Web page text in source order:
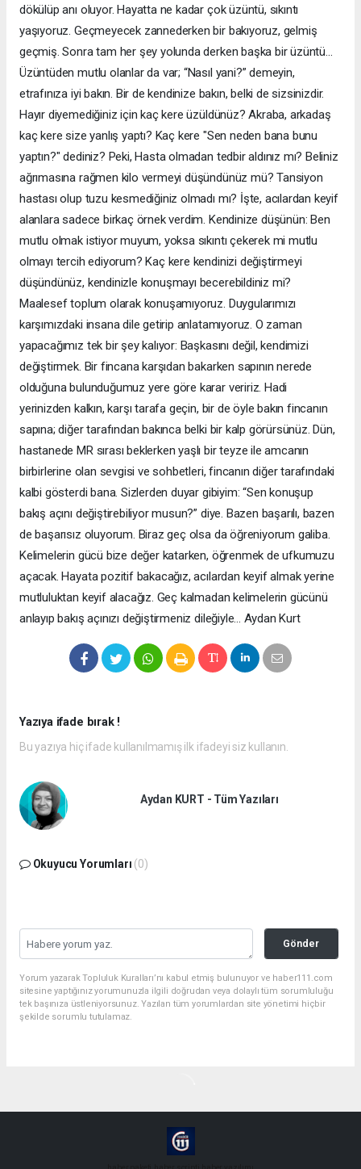
dökülüp anı oluyor. Hayatta ne kadar çok üzüntü, sıkıntı
yaşıyoruz. Geçmeyecek zannederken bir bakıyoruz, gelmiş
geçmiş. Sonra tam her şey yolunda derken başka bir üzüntü...
Üzüntüden mutlu olanlar da var; “Nasıl yani?” demeyin,
etrafınıza iyi bakın. Bir de kendinize bakın, belki de sizsinizdir.
Hayır diyemediğiniz için kaç kere üzüldünüz? Akraba, arkadaş
kaç kere size yanlış yaptı? Kaç kere "Sen neden bana bunu
yaptın?" dediniz? Peki, Hasta olmadan tedbir aldınız mı? Beliniz
ağrımasına rağmen kilo vermeyi düşündünüz mü? Tansiyon
hastası olup tuzu kesmediğiniz olmadı mı? İşte, acılardan keyif
alanlara sadece birkaç örnek verdim. Kendinize düşünün: Ben
mutlu olmak istiyor muyum, yoksa sıkıntı çekerek mi mutlu
olmayı tercih ediyorum? Kaç kere kendinizi değiştirmeyi
düşündünüz, kendinizle konuşmayı becerebildiniz mi?
Maalesef toplum olarak konuşamıyoruz. Duygularımızı
karşımızdaki insana dile getirip anlatamıyoruz. O zaman
yapacağımız tek bir şey kalıyor: Başkasını değil, kendimizi
değiştirmek. Bir fincana karşıdan bakarken sapının nerede
olduğuna bulunduğumuz yere göre karar veririz. Hadi
yerinizden kalkın, karşı tarafa geçin, bir de öyle bakın fincanın
sapına; diğer tarafından bakınca belki bir kalp görürsünüz. Dün,
hastanede MR sırası beklerken yaşlı bir teyze ile amcanın
birbirlerine olan sevgisi ve sohbetleri, fincanın diğer tarafındaki
kalbi gösterdi bana. Sizlerden duyar gibiyim: “Sen konuşup
bakış açını değiştirebiliyor musun?” diye. Bazen başarılı, bazen
de başarısız oluyorum. Biraz geç olsa da öğreniyorum galiba.
Kelimelerin gücü bize değer katarken, öğrenmek de ufkumuzu
açacak. Hayata pozitif bakacağız, acılardan keyif almak yerine
mutluluktan keyif alacağız. Geç kalmadan kelimelerin gücünü
anlayıp bakış açınızı değiştirmeniz dileğiyle... Aydan Kurt
Yazıya ifade bırak !
Bu yazıya hiç ifade kullanılmamış ilk ifadeyi siz kullanın.
Aydan KURT - Tüm Yazıları
Okuyucu Yorumları (0)
Gönder
Yorum yazarak Topluluk Kuralları’nı kabul etmiş bulunuyor ve haber111.com
sitesine yaptığınız yorumunuzla ilgili doğrudan veya dolaylı tüm sorumluluğu
tek başınıza üstleniyorsunuz. Yazılan tüm yorumlardan site yönetimi hiçbir
şekilde sorumlu tutulamaz.